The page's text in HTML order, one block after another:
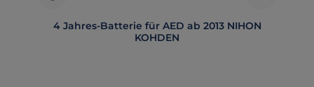
4 Jahres-Batterie für AED ab 2013 NIHON
KOHDEN